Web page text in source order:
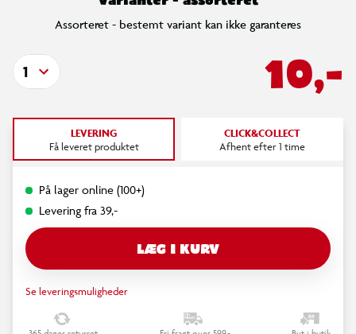
Assorteret - bestemt variant kan ikke garanteres
10,-
1
LEVERING
Få leveret produktet
CLICK&COLLECT
Afhent efter 1 time
På lager online (100+)
Levering fra 39,-
LÆG I KURV
Se leveringsmuligheder